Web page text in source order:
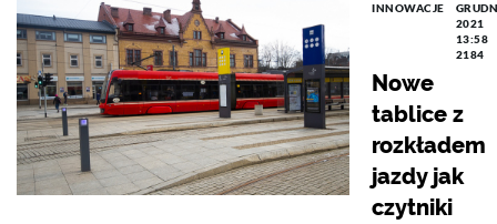
INNOWACJE
2021
13:58
2184
Nowe
tablice z
rozkładem
jazdy jak
czytniki